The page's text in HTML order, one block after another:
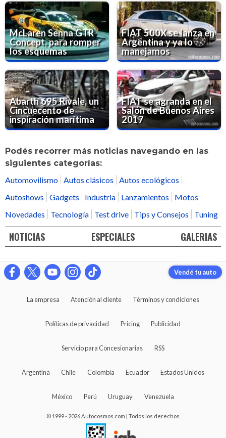
McLaren Senna GTR
Concept, para romper
los esquemas
FIAT 500X se lanza en
Argentina y ya lo
manejamos
Abarth 695 Rivale, un
Cincuecento de
inspiración marítima
FIAT se agranda en el
Salón de Buenos Aires
2017
Podés recorrer más noticias navegando en las
siguientes categorías:
Automovilismo Autos clásicos
Autos ecológicos
Autoshows
Gadgets Industria Lanzamientos
Motos
Novedades
Tecnología Test drive Tips y Consejos Tuning
NOTICIAS ESPECIALES GALERIAS
Vendé tu auto
La empresa Atención al cliente Términos y condiciones
Políticas de privacidad Pricing Publicidad
Servicio para Concesionarias RSS
Argentina Chile Colombia Ecuador Estados Unidos
México Perú Uruguay Venezuela
© 1999 - 2026 Autocosmos.com | Todos los derechos